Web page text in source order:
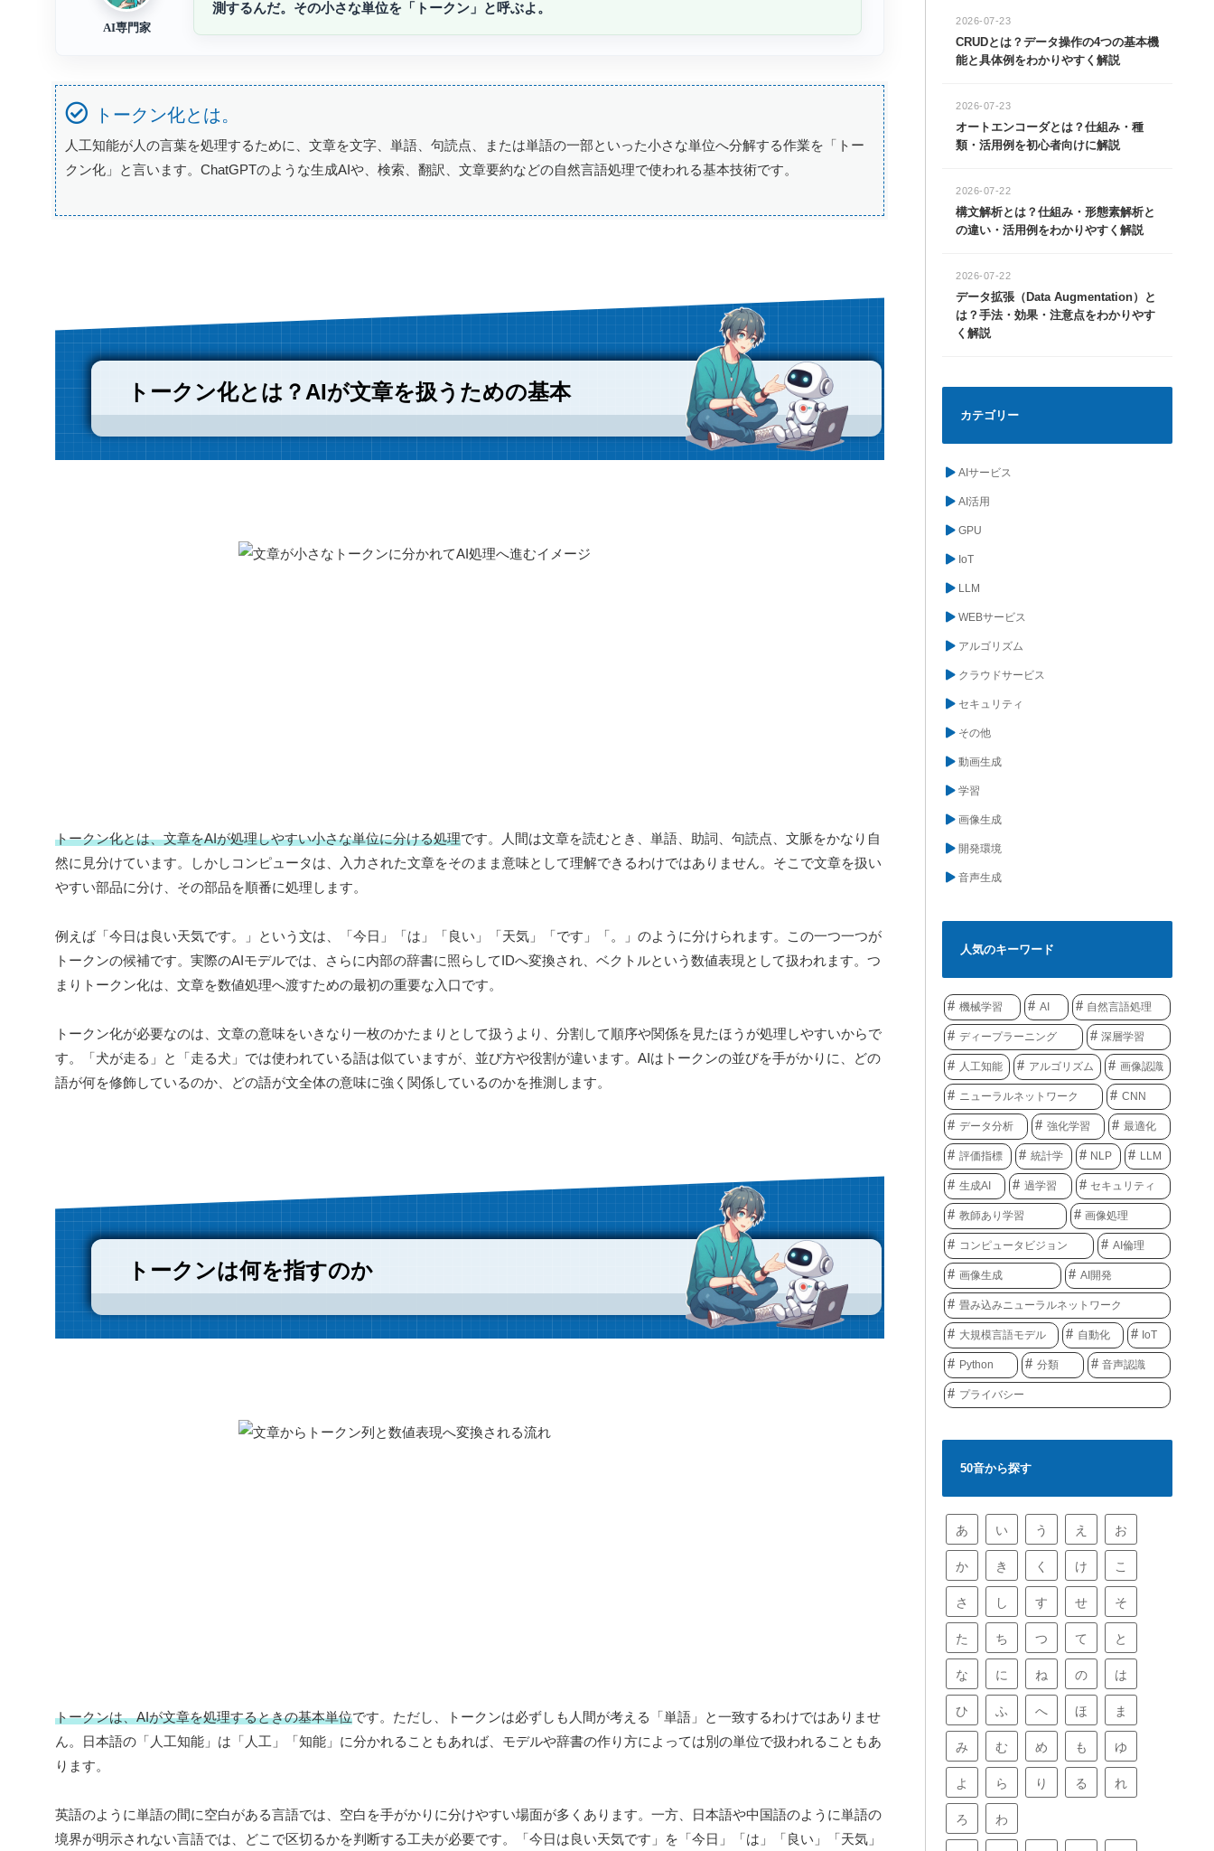
AI専門家
測するんだ。その小さな単位を「トークン」と呼ぶよ。
トークン化とは。
人工知能が人の言葉を処理するために、文章を文字、単語、句読点、または単語の一部といった小さな単位へ分解する作業を「トー
クン化」と言います。ChatGPTのような生成AIや、検索、翻訳、文章要約などの自然言語処理で使われる基本技術です。
トークン化とは？AIが文章を扱うための基本
トークン化とは、文章をAIが処理しやすい小さな単位に分ける処理です。人間は文章を読むとき、単語、助詞、句読点、文脈をかなり自
然に見分けています。しかしコンピュータは、入力された文章をそのまま意味として理解できるわけではありません。そこで文章を扱い
やすい部品に分け、その部品を順番に処理します。
例えば「今日は良い天気です。」という文は、「今日」「は」「良い」「天気」「です」「。」のように分けられます。この一つ一つが
トークンの候補です。実際のAIモデルでは、さらに内部の辞書に照らしてIDへ変換され、ベクトルという数値表現として扱われます。つ
まりトークン化は、文章を数値処理へ渡すための最初の重要な入口です。
トークン化が必要なのは、文章の意味をいきなり一枚のかたまりとして扱うより、分割して順序や関係を見たほうが処理しやすいからで
す。「犬が走る」と「走る犬」では使われている語は似ていますが、並び方や役割が違います。AIはトークンの並びを手がかりに、どの
語が何を修飾しているのか、どの語が文全体の意味に強く関係しているのかを推測します。
トークンは何を指すのか
トークンは、AIが文章を処理するときの基本単位です。ただし、トークンは必ずしも人間が考える「単語」と一致するわけではありませ
ん。日本語の「人工知能」は「人工」「知能」に分かれることもあれば、モデルや辞書の作り方によっては別の単位で扱われることもあ
ります。
英語のように単語の間に空白がある言語では、空白を手がかりに分けやすい場面が多くあります。一方、日本語や中国語のように単語の
境界が明示されない言語では、どこで区切るかを判断する工夫が必要です。「今日は良い天気です」を「今日」「は」「良い」「天気」
CRUDとは？データ操作の4つの基本機
能と具体例をわかりやすく解説
2026-07-23
オートエンコーダとは？仕組み・種
類・活用例を初心者向けに解説
2026-07-23
構文解析とは？仕組み・形態素解析と
の違い・活用例をわかりやすく解説
2026-07-22
データ拡張（Data Augmentation）と
は？手法・効果・注意点をわかりやす
く解説
2026-07-22
カテゴリー
AIサービス
AI活用
GPU
IoT
LLM
WEBサービス
アルゴリズム
クラウドサービス
セキュリティ
その他
動画生成
学習
画像生成
開発環境
音声生成
人気のキーワード
機械学習 AI 自然言語処理
ディープラーニング 深層学習
人工知能 アルゴリズム 画像認識
ニューラルネットワーク CNN
データ分析 強化学習 最適化
評価指標 統計学 NLP LLM
生成AI 過学習 セキュリティ
教師あり学習 画像処理
コンピュータビジョン AI倫理
画像生成 AI開発
畳み込みニューラルネットワーク
大規模言語モデル 自動化 IoT
Python 分類 音声認識
プライバシー
50音から探す
あ い う え お
か き く け こ
さ し す せ そ
た ち つ て と
な に ね の は
ひ ふ へ ほ ま
み む め も ゆ
よ ら り る れ
ろ わ